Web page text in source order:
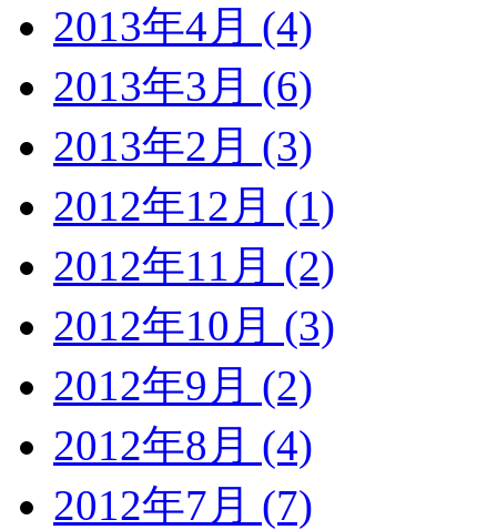
2013年4月 (4)
2013年3月 (6)
2013年2月 (3)
2012年12月 (1)
2012年11月 (2)
2012年10月 (3)
2012年9月 (2)
2012年8月 (4)
2012年7月 (7)